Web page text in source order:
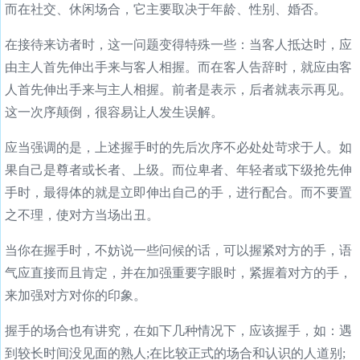
而在社交、休闲场合，它主要取决于年龄、性别、婚否。
在接待来访者时，这一问题变得特殊一些：当客人抵达时，应
由主人首先伸出手来与客人相握。而在客人告辞时，就应由客
人首先伸出手来与主人相握。前者是表示，后者就表示再见。
这一次序颠倒，很容易让人发生误解。
应当强调的是，上述握手时的先后次序不必处处苛求于人。如
果自己是尊者或长者、上级。而位卑者、年轻者或下级抢先伸
手时，最得体的就是立即伸出自己的手，进行配合。而不要置
之不理，使对方当场出丑。
当你在握手时，不妨说一些问候的话，可以握紧对方的手，语
气应直接而且肯定，并在加强重要字眼时，紧握着对方的手，
来加强对方对你的印象。
握手的场合也有讲究，在如下几种情况下，应该握手，如：遇
到较长时间没见面的熟人;在比较正式的场合和认识的人道别;